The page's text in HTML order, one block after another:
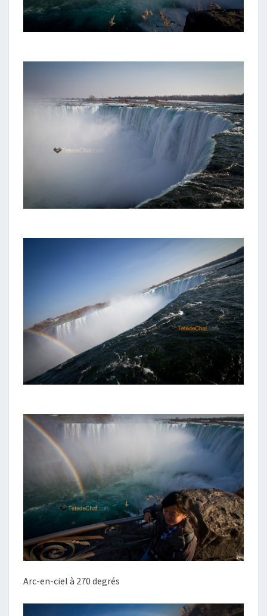
Arc-en-ciel à 270 degrés